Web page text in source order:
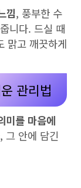
낌, 풍부한 수
니다. 드실 때
맑고 깨끗하게
관리법
미를 마음에
그 안에 담긴